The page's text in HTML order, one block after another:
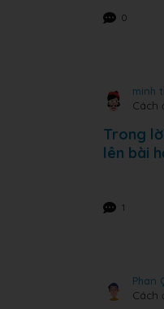
0
minh
Cách
Trong
lên bài
1
Phan
Cách